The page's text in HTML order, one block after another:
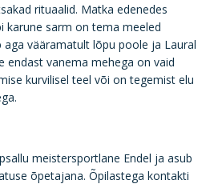
rituaalid. Matka edenedes
karune sarm on tema meeled
aga vääramatult lõpu poole ja Laural
endast vanema mehega on vaid
kurvilisel teel või on tegemist elu
meistersportlane Endel ja asub
õpetajana. Õpilastega kontakti